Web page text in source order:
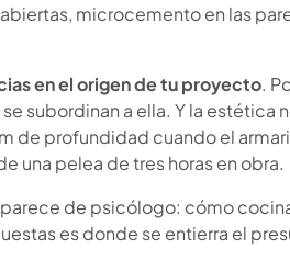
microcemento en las
en el origen de tu proyecto.
subordinan a ella. Y la estética
de profundidad cuando el
una pelea de tres horas en obra.
de psicólogo: cómo
es donde se entierra el